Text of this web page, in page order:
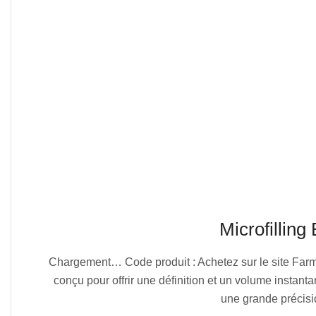
Microfilling
07-
02
Chargement… Code produit : Achetez sur le site
conçu pour offrir une définition et un volume
une grande